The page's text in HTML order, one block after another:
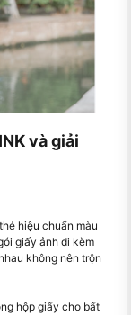
và giải
hiệu chuẩn màu
giấy ảnh đi kèm
không nên trộn
hộp giấy cho bất